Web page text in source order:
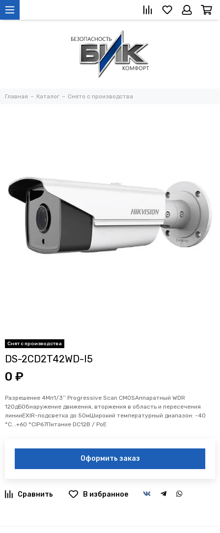
Главная Каталог Снято с производства
DS-2CD2T42WD-I5
0 ₽
Разрешение 4Мп1/3’’ Progressive Scan CMOSАппаратный WDR
120дБОбнаружение движения, вторжения в область и пересечения
линииEXIR-подсветка до 50мШирокий температурный диапазон: -40
°C...+60 °CIP67Питание DC12В / PoE
Оформить заказ
В избранное